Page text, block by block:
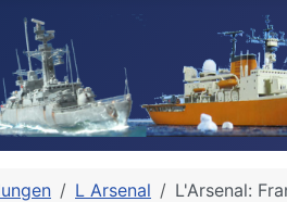
L Arsenal L'Arsenal: